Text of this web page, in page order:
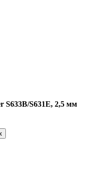
S633B/S631E, 2,5 мм